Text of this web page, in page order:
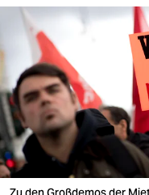
sport
berlin
nord
wahrheit
verlag